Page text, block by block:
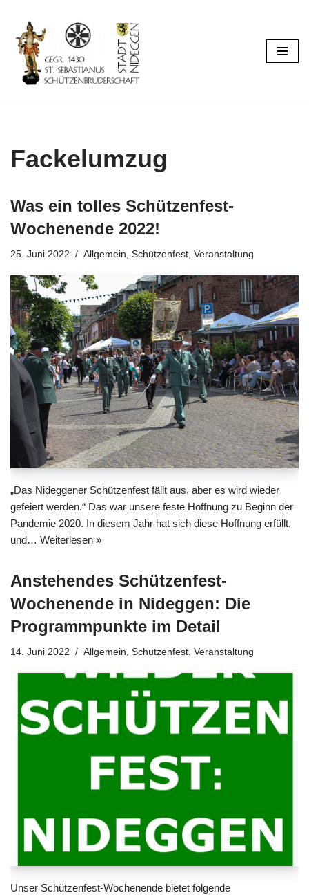
Zum
Inhalt
springen
Fackelumzug
Was ein tolles Schützenfest-
Wochenende 2022!
25. Juni 2022 Allgemein, Schützenfest, Veranstaltung
„Das Nideggener Schützenfest fällt aus, aber es wird wieder
gefeiert werden.“ Das war unsere feste Hoffnung zu Beginn der
Pandemie 2020. In diesem Jahr hat sich diese Hoffnung erfüllt,
und… Weiterlesen »
Anstehendes Schützenfest-
Wochenende in Nideggen: Die
Programmpunkte im Detail
14. Juni 2022 Allgemein Schützenfest Veranstaltung
Unser Schützenfest-Wochenende bietet folgende